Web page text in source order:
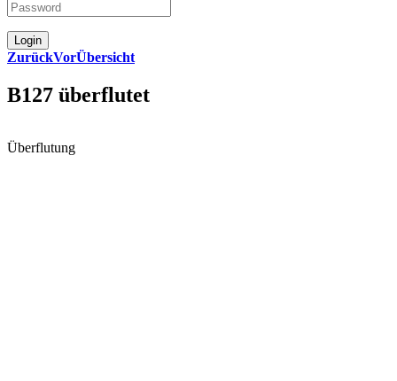
ZurückVorÜbersicht
B127 überflutet
Überflutung